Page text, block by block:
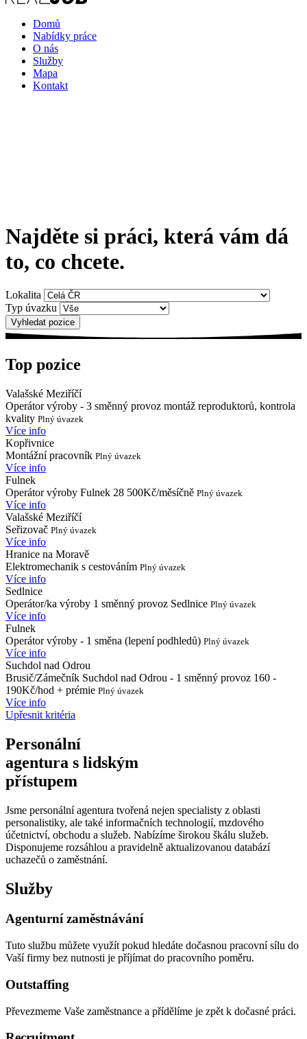
Domů
Nabídky práce
O nás
Služby
Mapa
Kontakt
Najděte si práci, která vám dá
to, co chcete.
Lokalita
Typ úvazku
Top pozice
Valašské Meziříčí
Operátor výroby - 3 směnný provoz montáž reproduktorů, kontrola
kvality Plný úvazek
Více info
Kopřivnice
Montážní pracovník Plný úvazek
Více info
Fulnek
Operátor výroby Fulnek 28 500Kč/měsíčně Plný úvazek
Více info
Valašské Meziříčí
Seřizovač Plný úvazek
Více info
Hranice na Moravě
Elektromechanik s cestováním Plný úvazek
Více info
Sedlnice
Operátor/ka výroby 1 směnný provoz Sedlnice Plný úvazek
Více info
Fulnek
Operátor výroby - 1 směna (lepení podhledů) Plný úvazek
Více info
Suchdol nad Odrou
Brusič/Zámečník Suchdol nad Odrou - 1 směnný provoz 160 -
190Kč/hod + prémie Plný úvazek
Více info
Upřesnit kritéria
Personální
agentura s lidským
přístupem
Jsme personální agentura tvořená nejen specialisty z oblasti
personalistiky, ale také informačních technologií, mzdového
účetnictví, obchodu a služeb. Nabízíme širokou škálu služeb.
Disponujeme rozsáhlou a pravidelně aktualizovanou databází
uchazečů o zaměstnání.
Služby
Agenturní zaměstnávání
Tuto službu můžete využít pokud hledáte dočasnou pracovní sílu do
Vaší firmy bez nutnosti je příjímat do pracovního poměru.
Outstaffing
Převezmeme Vaše zaměstnance a přídělíme je zpět k dočasné práci.